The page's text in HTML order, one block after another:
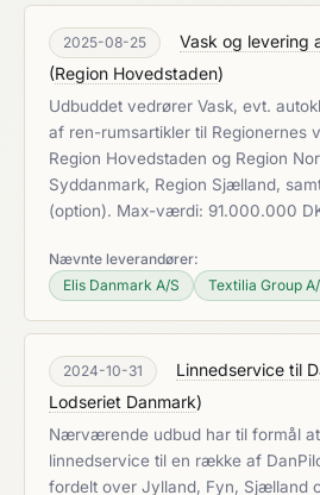
2025-08-25
Vask og levering
(Region Hovedstaden)
Udbuddet vedrører Vask, evt.
af ren-rumsartikler til Regionernes
Region Hovedstaden og Region
Syddanmark, Region Sjælland,
(option). Max-værdi: 91.000.000
Nævnte leverandører:
Elis Danmark A/S
Textilia Group
2024-10-31 Linnedservice til
Lodseriet Danmark)
Nærværende udbud har til formål
linnedservice til en række af
fordelt over Jylland, Fyn, Sjælland